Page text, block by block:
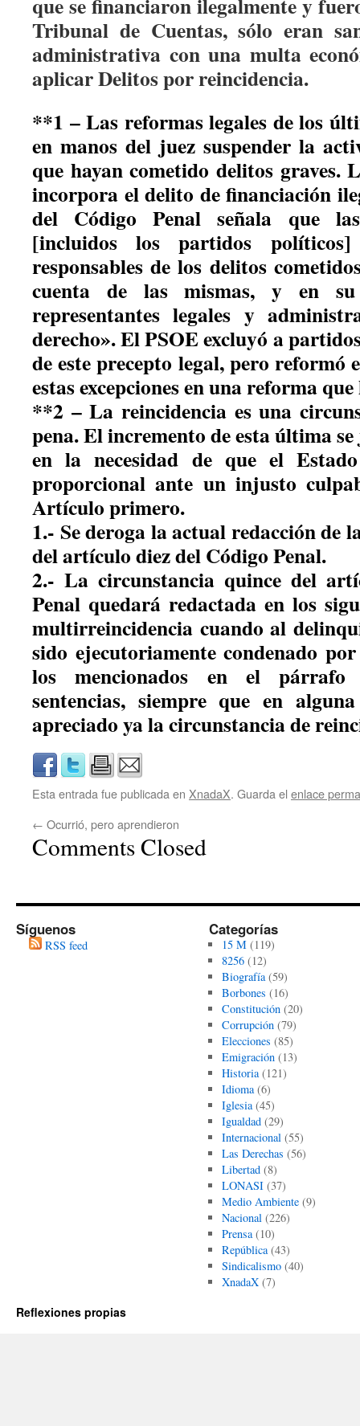
Tribunal de Cuentas, sólo eran
administrativa con una multa
aplicar Delitos por reincidencia.
**1 – Las reformas legales de los
en manos del juez suspender la
que hayan cometido delitos graves.
incorpora el delito de financiación
del Código Penal señala que
[incluidos los partidos políticos]
responsables de los delitos
cuenta de las mismas, y en
representantes legales y
derecho». El PSOE excluyó a
de este precepto legal, pero reformó
estas excepciones en una reforma
**2 – La reincidencia es una
pena. El incremento de esta última
en la necesidad de que el
proporcional ante un injusto
Artículo primero.
1.- Se deroga la actual redacción de
del artículo diez del Código Penal.
2.- La circunstancia quince del
Penal quedará redactada en los
multirreincidencia cuando al
sido ejecutoriamente condenado
los mencionados en el
sentencias, siempre que en
apreciado ya la circunstancia de
Esta entrada fue publicada en XnadaX. Guarda el enlace
← Ocurrió, pero aprendieron
Comments Closed
Síguenos
RSS feed
Categorías
15 M(119)
8256(12)
Biografía(59)
Borbones (16)
Constitución(20)
Corrupción(79)
Elecciones (85)
Emigración(13)
Historia(121)
Idioma(6)
Iglesia(45)
Igualdad(29)
Internacional(55)
Las Derechas (56)
Libertad(8)
LONASI(37)
Medio Ambiente(9)
Nacional(226)
Prensa(10)
República(43)
Sindicalismo(40)
XnadaX(7)
Reflexiones propias